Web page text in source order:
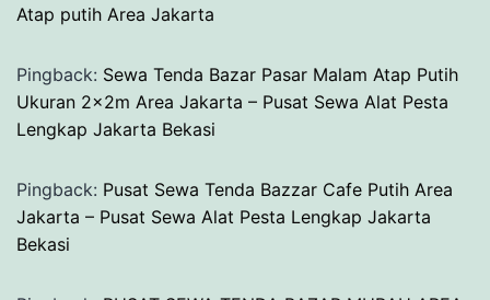
Atap putih Area Jakarta
Pingback: Sewa Tenda Bazar Pasar Malam Atap Putih
Ukuran 2x2m Area Jakarta – Pusat Sewa Alat Pesta
Lengkap Jakarta Bekasi
Pingback: Pusat Sewa Tenda Bazzar Cafe Putih Area
Jakarta – Pusat Sewa Alat Pesta Lengkap Jakarta
Bekasi